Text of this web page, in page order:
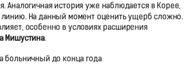
Аналогичная история уже наблюдается в Корее,
линию. На данный момент оценить ущерб сложно.
особенно в условиях расширения
Мишустина.
больничный до конца года